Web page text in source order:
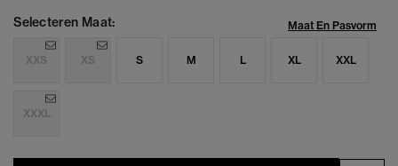
Selecteren Maat: Maat En Pasvorm
XXS XS S M L XL XXL
XXXL